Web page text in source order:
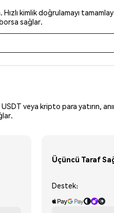
kimlik doğrulamayı
sağlar.
veya kripto para yatırın,
Üçüncü Taraf
Destek: